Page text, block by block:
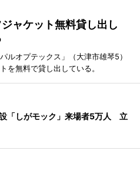
ャケット無料貸し出し
ルオプテックス」（大津市雄琴5）
を無料で貸し出している。
「しがモック」来場者5万人 立